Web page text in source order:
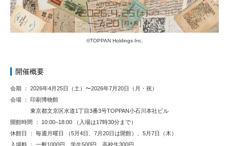
©TOPPAN Holdings Inc.
開催概要
会期 ： 2026年4月25日（土）〜2026年7月20日（月・祝）
会場 ： 印刷博物館
東京都文京区水道1丁目3番3号TOPPAN小石川本社ビル
開館時間 ： 10:00–18:00 （入場は17時30分まで）
休館日 ： 毎週月曜日 （5月4日、7月20日は開館）、5月7日（木）
入場料 ： 一般1000円、学生500円、高校生300円